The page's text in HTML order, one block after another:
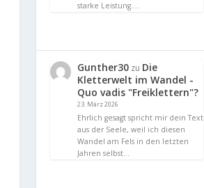
starke Leistung.…
Gunther30 zu Die
Kletterwelt im Wandel -
Quo vadis "Freiklettern"?
23. März 2026
Ehrlich gesagt spricht mir dein Text
aus der Seele, weil ich diesen
Wandel am Fels in den letzten
Jahren selbst…